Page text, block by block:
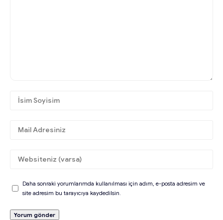
Daha sonraki yorumlarımda kullanılması için adım, e-posta adresim ve
site adresim bu tarayıcıya kaydedilsin.